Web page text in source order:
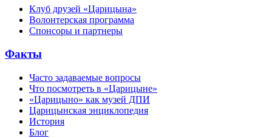
Клуб друзей «Царицына»
Волонтерская программа
Спонсоры и партнеры
Факты
Часто задаваемые вопросы
Что посмотреть в «Царицыне»
«Царицыно» как музей ДПИ
Царицынская энциклопедия
История
Блог